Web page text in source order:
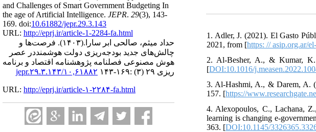
and Challenges of Smart Government Budgeting In
the age of Artificial Intelligence. JEPR. 29(3), 143-
169. doi:10.61882/jepr.29.3.143
URL: http://eprj.ir/article-1-2284-fa.html
حداد میثم، صالحی ابر سارا.(۱۴۰۳).
فرصت‌ها و
چالش‌های جدید بودجه‌ریزی دولت هوشمنددر عصر
هوش مصنوعی فصلنامه پژوهشنامه اقتصاد و برنامه
ریزی ۲۹ (۳) :۱۶۹-۱۴۳
۱۰,۶۱۸۸۲/jepr.۲۹.۳.۱۴۳
URL: http://eprj.ir/article-۱-۲۲۸۴-fa.html
1. Adler, J. (2021). El Gasto
2021, from [https: // asip.org.ar/
2. Al-Besher, A., & Kumar, K.
[DOI:10.1016/
3. Al-Hashmi, A., & Darem, A.
157. [https://
4. Alexopoulos, C., Lachana,
learning is changing e-
363. [DOI:10.1145/